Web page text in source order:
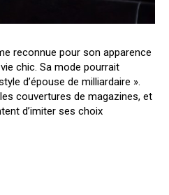
reconnue pour son apparence
chic. Sa mode pourrait
d’épouse de milliardaire ».
couvertures de magazines, et
d’imiter ses choix